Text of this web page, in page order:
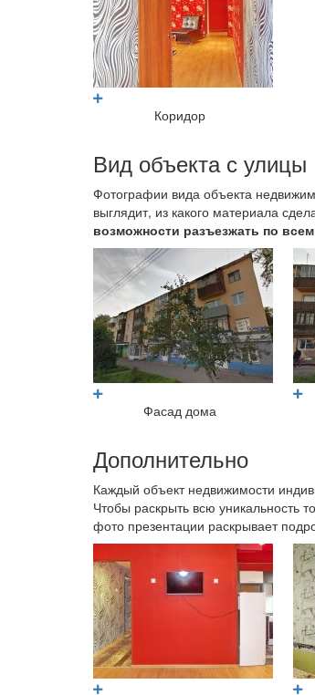
Коридор
Вид объекта с улицы
Фотографии вида объекта
выглядит, из какого материала
возможности разъезжать по
Фасад дома
Дополнительно
Каждый объект недвижимости
Чтобы раскрыть всю уникальность
фото презентации раскрывает